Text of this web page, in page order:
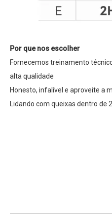
Por que nos escolher
Fornecemos treinamento
alta qualidade
Honesto, infalível e aproveite a
Lidando com queixas dentro de